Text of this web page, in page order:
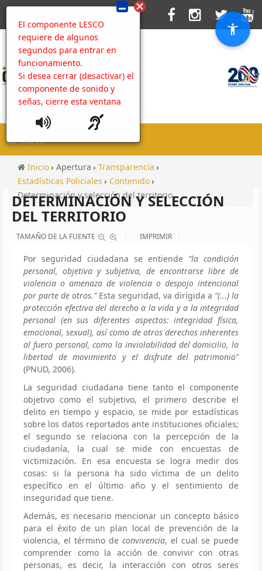
El componente LESCO
requiere de algunos
segundos para entrar en
funcionamiento.
Si desea cerrar (desactivar) el
componente de sonido y
señas, cierre esta ventana
MENU
Inicio Apertura
Transparencia
Estadísticas Policiales
Contenido
Determinación y selección del territorio
DETERMINACIÓN Y SELECCIÓN
DEL TERRITORIO
TAMAÑO DE LA FUENTE IMPRIMIR
Por seguridad ciudadana se entiende “la condición
personal, objetiva y subjetiva, de encontrarse libre de
violencia o amenaza de violencia o despojo intencional
por parte de otros.”Esta seguridad, va dirigida a “(...) la
protección efectiva del derecho a la vida y a la integridad
personal (en sus diferentes aspectos: integridad física,
emocional, sexual), así como de otros derechos inherentes
al fuero personal, como la inviolabilidad del domicilio, la
libertad de movimiento y el disfrute del patrimonio”
(PNUD, 2006).
La seguridad ciudadana tiene tanto el componente
objetivo como el subjetivo, el primero describe el
delito en tiempo y espacio, se mide por estadísticas
sobre los datos reportados ante instituciones oficiales;
el segundo se relaciona con la percepción de la
ciudadanía, la cual se mide con encuestas de
victimización. En esa encuesta se logra medir dos
cosas: si la persona ha sido víctima de un delito
específico en el último año y el sentimiento de
inseguridad que tiene.
Además, es necesario mencionar un concepto básico
para el éxito de un plan local de prevención de la
violencia, el término de convivencia, el cual se puede
comprender como la acción de convivir con otras
personas, es decir, la interacción con otros seres